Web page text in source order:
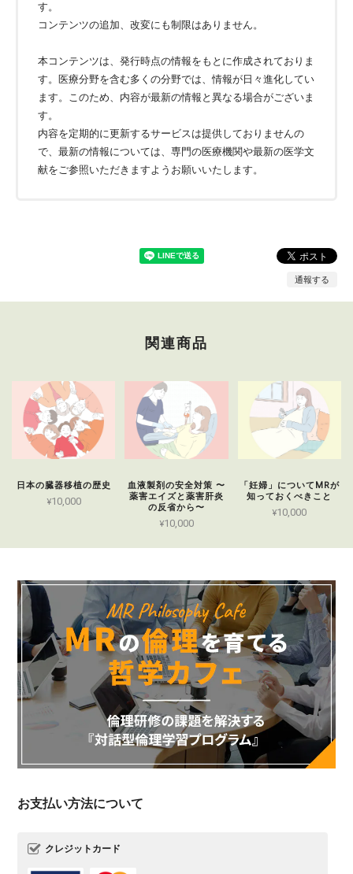
す。
コンテンツの追加、改変にも制限はありません。
本コンテンツは、発行時点の情報をもとに作成されておりま
す。医療分野を含む多くの分野では、情報が日々進化してい
ます。このため、内容が最新の情報と異なる場合がございま
す。
内容を定期的に更新するサービスは提供しておりませんの
で、最新の情報については、専門の医療機関や最新の医学文
献をご参照いただきますようお願いいたします。
通報する
関連商品
日本の臓器移植の歴史
¥10,000
血液製剤の安全対策 〜
薬害エイズと薬害肝炎
の反省から〜
¥10,000
「妊婦」についてMRが
知っておくべきこと
¥10,000
お支払い方法について
クレジットカード